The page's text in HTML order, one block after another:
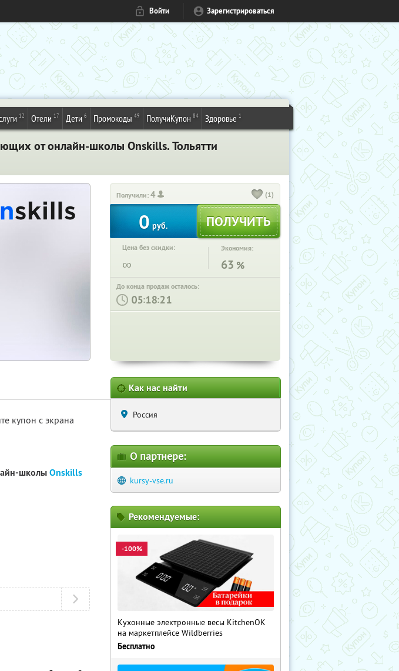
Войти Зарегистрироваться
12 Отели 17 Дети 6 Промокоды 49 ПолучиКупон 84 Здоровье 1
от онлайн-школы Onskills. Тольятти
Получили:4 (1)
0 руб.
Цена без скидки:
∞
Экономия:
63 %
До конца продаж осталось:
: :
купон с экрана
школыOnskills
Как нас найти
Россия
О партнере:
kursy-vse.ru
Рекомендуемые:
-100%
Кухонные электронные весы KitchenOK
на маркетплейсе Wildberries
Бесплатно